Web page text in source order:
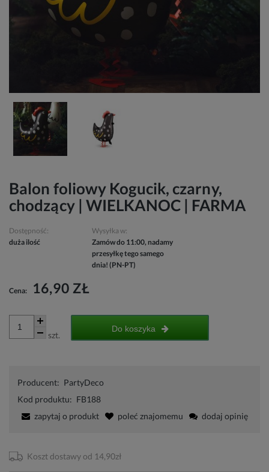
Balon foliowy Kogucik, czarny,
chodzący | WIELKANOC | FARMA
Dostępność:
duża ilość
Wysyłka w:
Zamów do 11:00, nadamy
przesyłkę tego samego
dnia! (PN-PT)
Cena: 16,90 ZŁ
szt.
Do koszyka
Producent: PartyDeco
Kod produktu: FB188
zapytaj o produkt
poleć znajomemu dodaj opinię
Koszt dostawy od 14,90zł